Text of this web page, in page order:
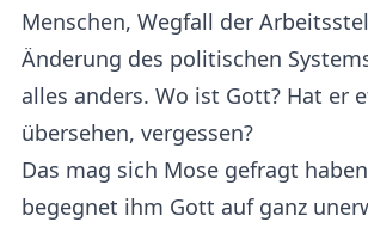
Menschen, Wegfall der
Änderung des politischen
alles anders. Wo ist Gott? Hat er
übersehen, vergessen?
Das mag sich Mose gefragt
begegnet ihm Gott auf ganz